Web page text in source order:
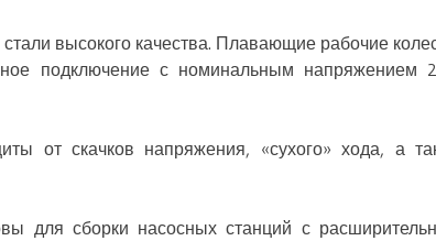
высокого качества. Плавающие рабочие
подключение с номинальным напряжением
от скачков напряжения, «сухого» хода, а
для сборки насосных станций с